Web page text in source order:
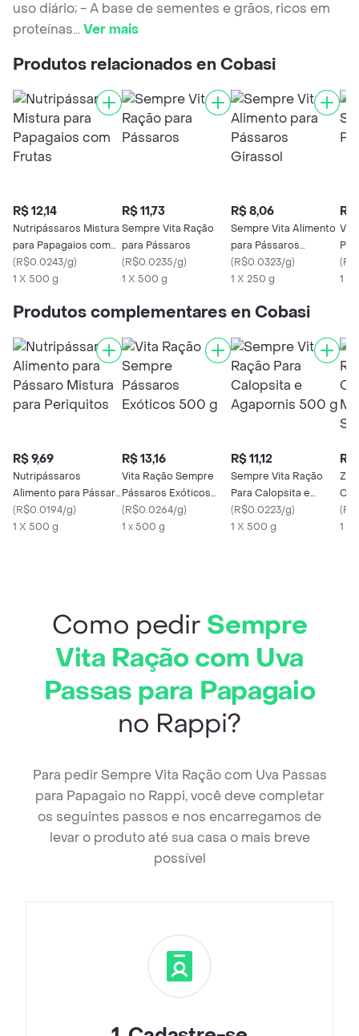
uso diário; - A base de sementes e grãos, ricos em
proteínas...Ver mais
Produtos relacionados en Cobasi
R$ 12,14
Nutripássaros Mistura
para Papagaios com
Frutas
(R$0.0243/g)
1 X 500 g
R$ 11,73
Sempre Vita Ração
para Pássaros
(R$0.0235/g)
1 X 500 g
R$ 8,06
Sempre Vita Alimento
para Pássaros
Girassol
(R$0.0323/g)
1 X 250 g
R$
(
1 X
Produtos complementares en Cobasi
R$ 9,69
Nutripássaros
Alimento para Pássaro
Mistura para
Periquitos
(R$0.0194/g)
1 X 500 g
R$ 13,16
Vita Ração Sempre
Pássaros Exóticos
500 g
(R$0.0264/g)
1 x 500 g
R$ 11,12
Sempre Vita Ração
Para Calopsita e
Agapornis 500 g
(R$0.0223/g)
1 X 500 g
R$
(
1 X
Como pedir Sempre
Vita Ração com Uva
Passas para Papagaio
no Rappi?
Para pedir Sempre Vita Ração com Uva Passas
para Papagaio no Rappi, você deve completar
os seguintes passos e nos encarregamos de
levar o produto até sua casa o mais breve
possível